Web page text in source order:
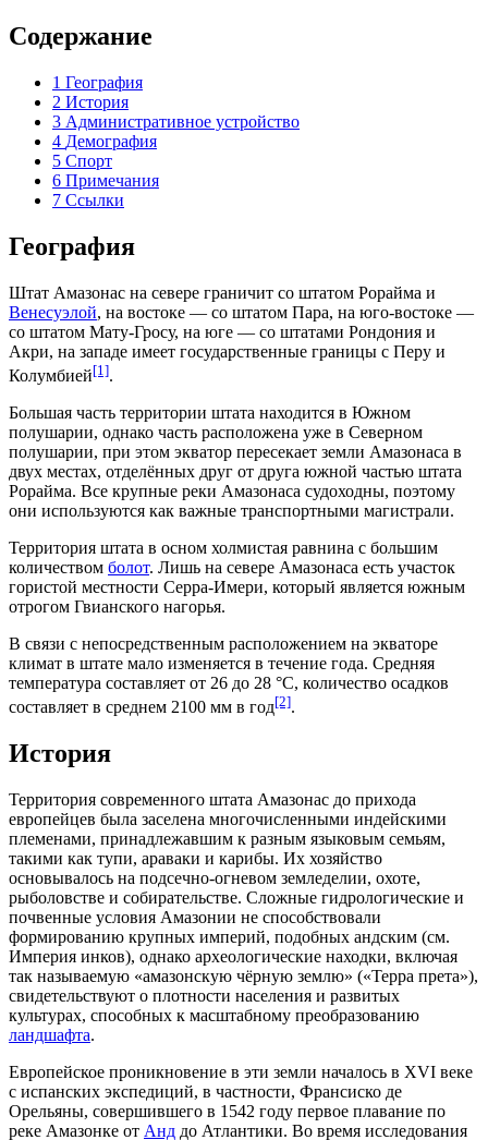
Содержание
1 География
2 История
3 Административное устройство
4 Демография
5 Спорт
6 Примечания
7 Ссылки
География
Штат Амазонас на севере граничит со штатом Рорайма и
Венесуэлой, на востоке — со штатом Пара, на юго-востоке —
со штатом Мату-Гросу, на юге — со штатами Рондония и
Акри, на западе имеет государственные границы с Перу и
Колумбией[1].
Большая часть территории штата находится в Южном
полушарии, однако часть расположена уже в Северном
полушарии, при этом экватор пересекает земли Амазонаса в
двух местах, отделённых друг от друга южной частью штата
Рорайма. Все крупные реки Амазонаса судоходны, поэтому
они используются как важные транспортными магистрали.
Территория штата в осном холмистая равнина с большим
количеством болот. Лишь на севере Амазонаса есть участок
гористой местности Серра-Имери, который является южным
отрогом Гвианского нагорья.
В связи с непосредственным расположением на экваторе
климат в штате мало изменяется в течение года. Средняя
температура составляет от 26 до 28 °C, количество осадков
составляет в среднем 2100 мм в год[2].
История
Территория современного штата Амазонас до прихода
европейцев была заселена многочисленными индейскими
племенами, принадлежавшим к разным языковым семьям,
такими как тупи, араваки и карибы. Их хозяйство
основывалось на подсечно-огневом земледелии, охоте,
рыболовстве и собирательстве. Сложные гидрологические и
почвенные условия Амазонии не способствовали
формированию крупных империй, подобных андским (см.
Империя инков), однако археологические находки, включая
так называемую «амазонскую чёрную землю» («Терра прета»),
свидетельствуют о плотности населения и развитых
культурах, способных к масштабному преобразованию
ландшафта.
Европейское проникновение в эти земли началось в XVI веке
с испанских экспедиций, в частности, Франсиско де
Орельяны, совершившего в 1542 году первое плавание по
реке Амазонке от Анд до Атлантики. Во время исследования